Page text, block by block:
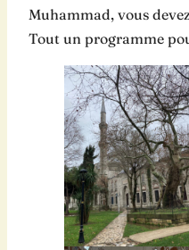
Muhammad, vous
Tout un programme